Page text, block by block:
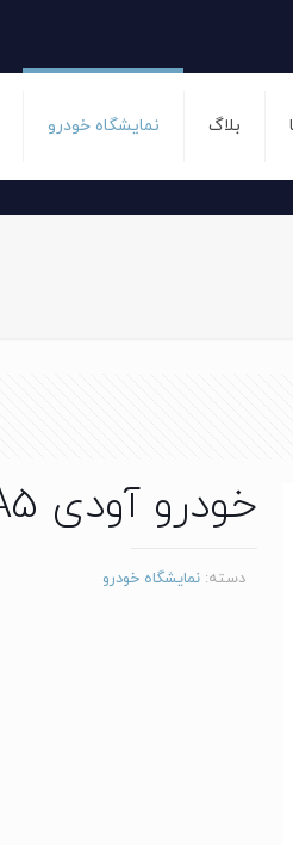
بلاگ نمایشگاه خودرو
خودرو آودی A5 اتوماتیک سال 2016
دسته:نمایشگاه خودرو